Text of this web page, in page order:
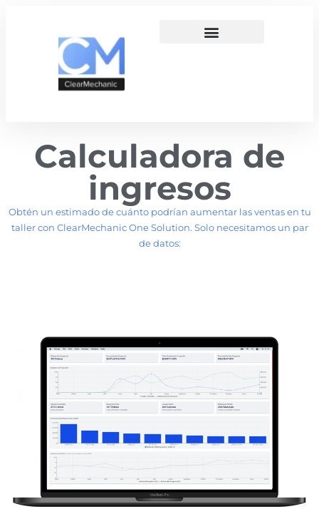
Calculadora de
ingresos
Obtén un estimado de cuánto podrían aumentar las ventas en tu
taller con ClearMechanic One Solution. Solo necesitamos un par
de datos: